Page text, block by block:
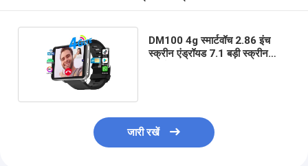
DM100 4g स्मार्टवॉच 2.86 इंच
स्क्रीन एंड्रॉयड 7.1 बड़ी स्क्रीन
जारी रखें